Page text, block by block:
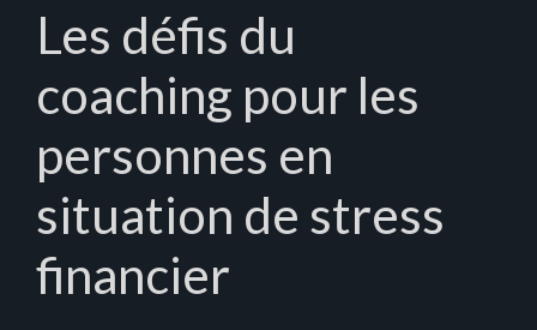
Les défis du
coaching pour les
personnes en
situation de stress
financier